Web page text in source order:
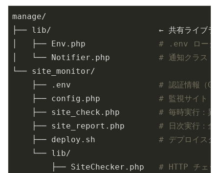
manage/
├── lib/                      ← 共有ライブラリ（
│   ├── Env.php # .env ローダ
│   └── Notifier.php # 通知クラス
└── site_monitor/
    ├── .env
# 認証情報（
    ├── config.php
# 監視サイト・
    ├── site_check.php
# 毎時実行：異
    ├── site_report.php
# 日次実行：全
    ├── deploy.sh
# デプロイスク
    └── lib/
        ├── SiteChecker.php
# HTTP チェッ